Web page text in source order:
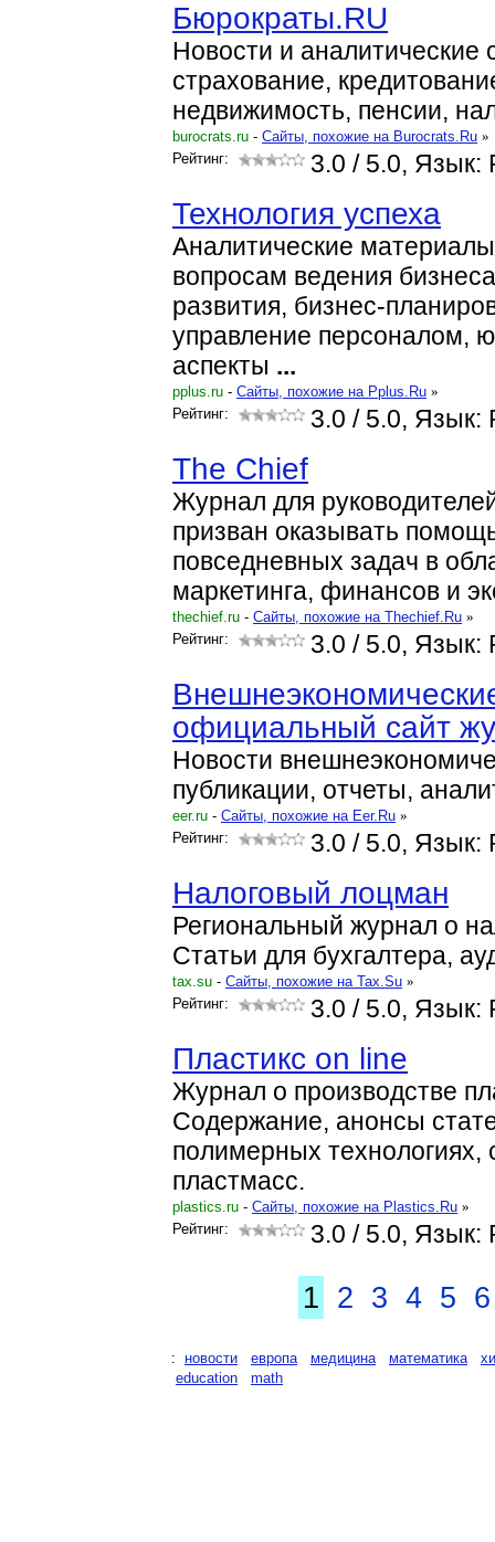
Бюрократы.RU
Новости и аналитические
страхование,
недвижимость, пенсии,
burocrats.ru - Cайты, похожие на Burocrats.Ru »
Рейтинг:
3.0 / 5.0, Язык:
Технология успеха
Аналитические
вопросам ведения
развития, бизнес-
управление персоналом,
аспекты ...
pplus.ru - Cайты, похожие на Pplus.Ru »
Рейтинг:
3.0 / 5.0, Язык:
The Chief
Журнал для
призван оказывать
повседневных задач в
маркетинга, финансов и
thechief.ru - Cайты, похожие на Thechief.Ru »
Рейтинг:
3.0 / 5.0, Язык:
официальный сайт
Новости
публикации, отчеты,
eer.ru - Cайты, похожие на Eer.Ru »
Рейтинг:
3.0 / 5.0, Язык:
Налоговый лоцман
Региональный журнал о
Статьи для бухгалтера,
tax.su - Cайты, похожие на Tax.Su »
Рейтинг:
3.0 / 5.0, Язык:
Пластикс on line
Журнал о производстве
Содержание, анонсы
полимерных технологиях,
пластмасс.
plastics.ru - Cайты, похожие на Plastics.Ru »
Рейтинг:
3.0 / 5.0, Язык:
1 2 3 4 5 6
: новости европа медицина математика
education
math